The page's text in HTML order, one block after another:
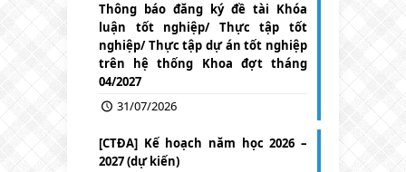
Thông báo đăng ký đề tài Khóa
luận tốt nghiệp/ Thực tập tốt
nghiệp/ Thực tập dự án tốt nghiệp
trên hệ thống Khoa đợt tháng
04/2027
31/07/2026
[CTĐA] Kế hoạch năm học 2026 –
2027 (dự kiến)